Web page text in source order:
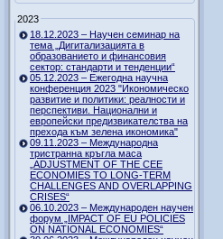
2023
18.12.2023 – Научен семинар на
тема „Дигитализацията в
образованието и финансовия
сектор: стандарти и тенденции“
05.12.2023 – Ежегодна научна
конференция 2023 "Икономическо
развитие и политики: реалности и
перспективи. Национални и
европейски предизвикателства на
прехода към зелена икономика"
09.11.2023 – Международна
тристранна кръгла маса
„ADJUSTMENT OF THE CEE
ECONOMIES TO LONG-TERM
CHALLENGES AND OVERLAPPING
CRISES“
06.10.2023 – Международен научен
форум „IMPACT OF EU POLICIES
ON NATIONAL ECONOMIES“